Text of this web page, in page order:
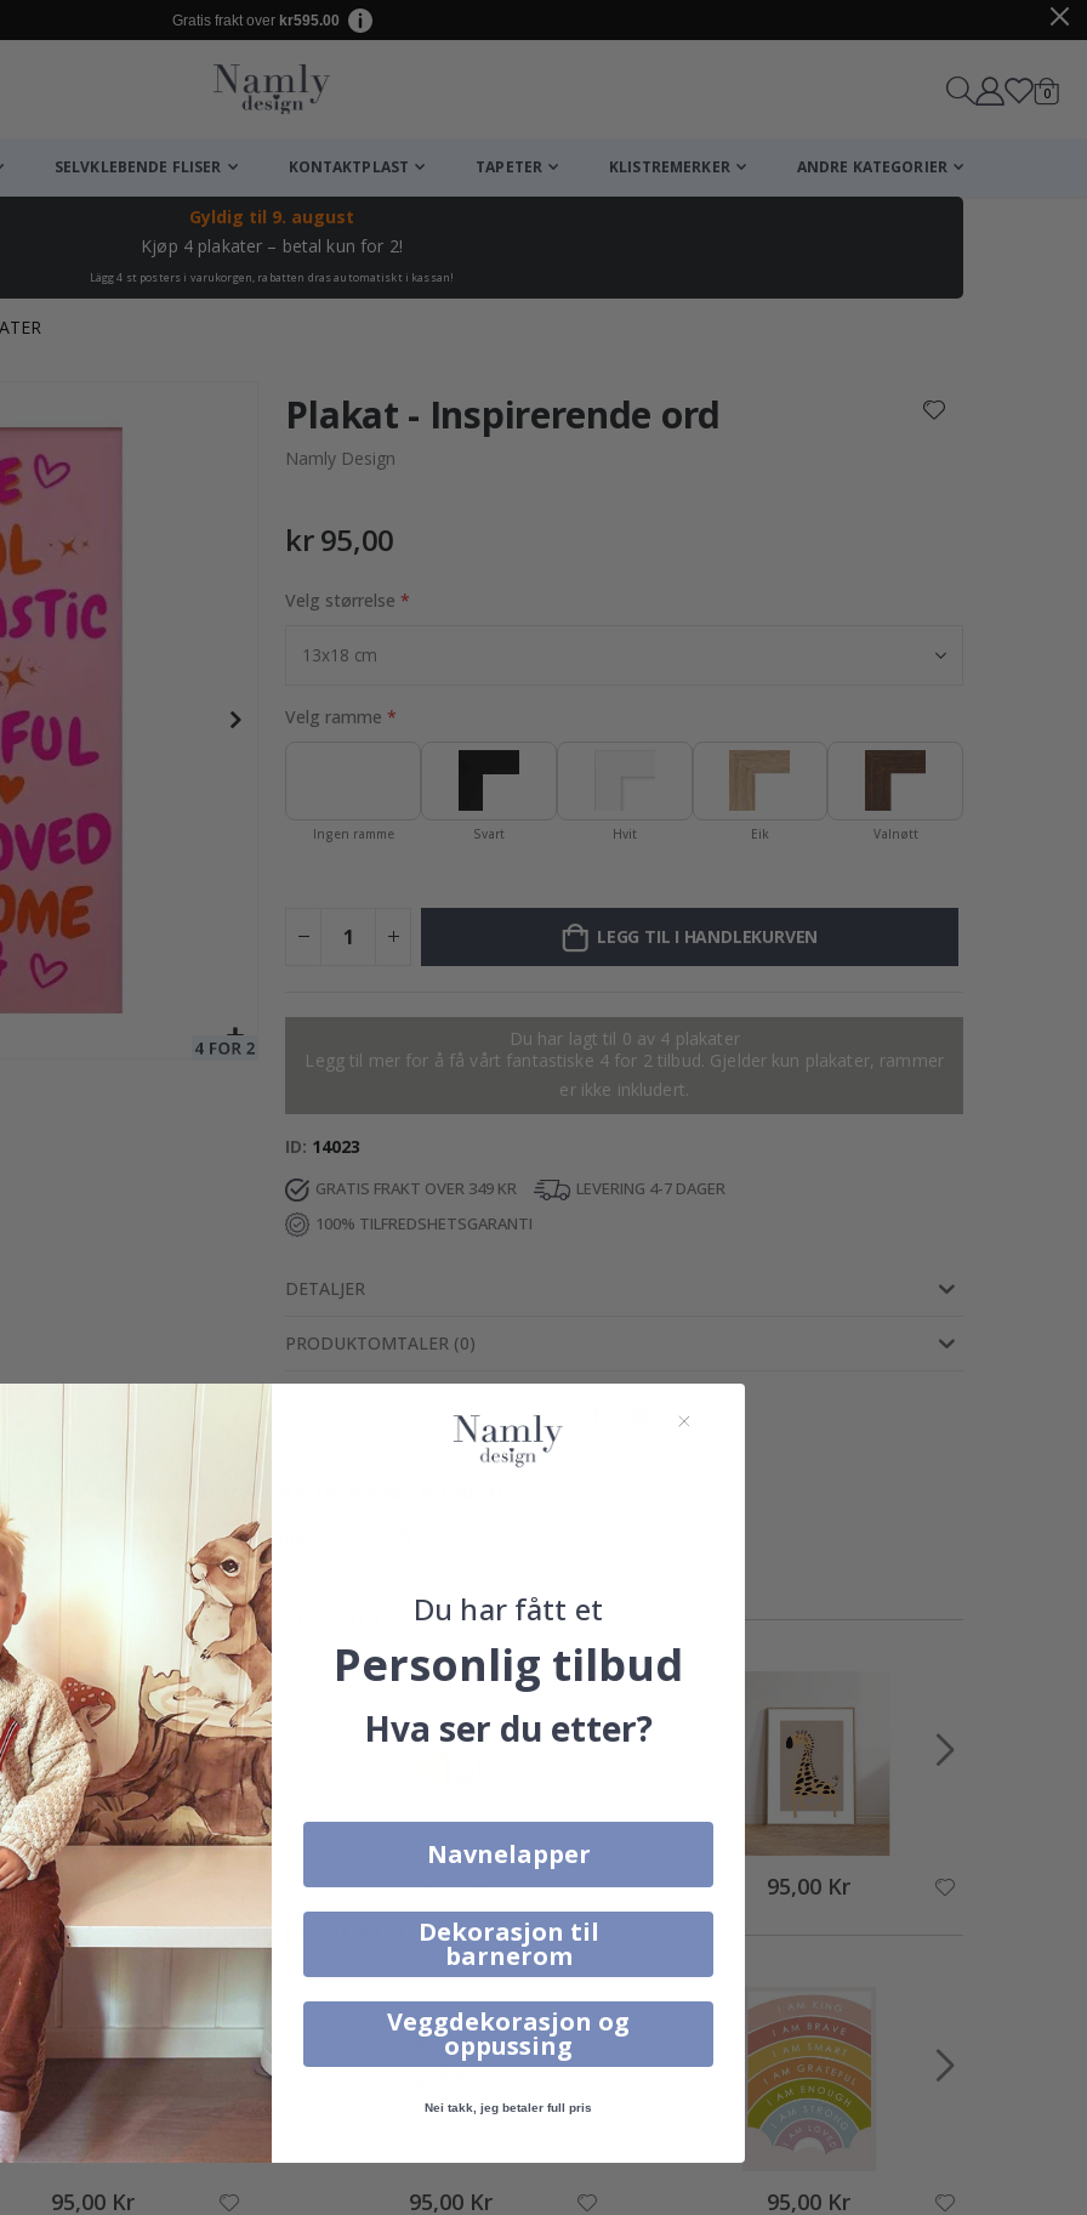
Gratis frakt over kr595.00
0varer
SELVKLEBENDE FLISER KONTAKTPLAST TAPETER KLISTREMERKER ANDRE KATEGORIER
Gyldig til 9. august
Kjøp 4 plakater – betal kun for 2!
Lägg 4 st posters i varukorgen, rabatten dras automatiskt i kassan!
95,00 Kr
Plakat - Inspirerende ord
Namly Design
kr 95,00
Velg størrelse
Velg ramme
Ingen ramme Svart Hvit Eik Valnøtt
LEGG TIL I HANDLEKURVEN
Du har lagt til 0 av 4 plakater
Legg til mer for å få vårt fantastiske 4 for 2 tilbud. Gjelder kun plakater, rammer
er ikke inkludert.
ID 14023
GRATIS FRAKT OVER 349 KR
LEVERING 4-7 DAGER
100% TILFREDSHETSGARANTI
DETALJER
PRODUKTOMTALER (0)
Ekte inspirasjon fra våre fornøyde kunder!
Merk ditt med #namly_design
Produkter kjøpt sammen
95,00 Kr 95,00 Kr 95,00 Kr
Alternative produkter
95,00 Kr 95,00 Kr 95,00 Kr
Du har fått et
Personlig tilbud
Hva ser du etter?
Navnelapper
Dekorasjon til
barnerom
Veggdekorasjon og
oppussing
Nei takk, jeg betaler full pris